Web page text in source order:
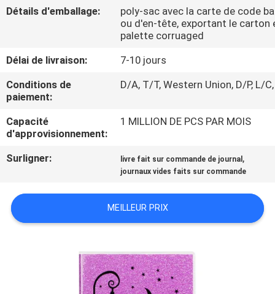
DEMANDEZ
UNE
CITATION
PLAN
DU
SITE
Détails d'emballage:
poly-sac avec la carte de code
ou d'en-tête, exportant le carton
palette corruaged
Délai de livraison:
7-10 jours
Conditions de
paiement:
D/A, T/T, Western Union, D/P, L/C,
Capacité
d'approvisionnement:
1 MILLION DE PCS PAR MOIS
Surligner: livre fait sur commande de journal ,
journaux vides faits sur commande
MEILLEUR PRIX